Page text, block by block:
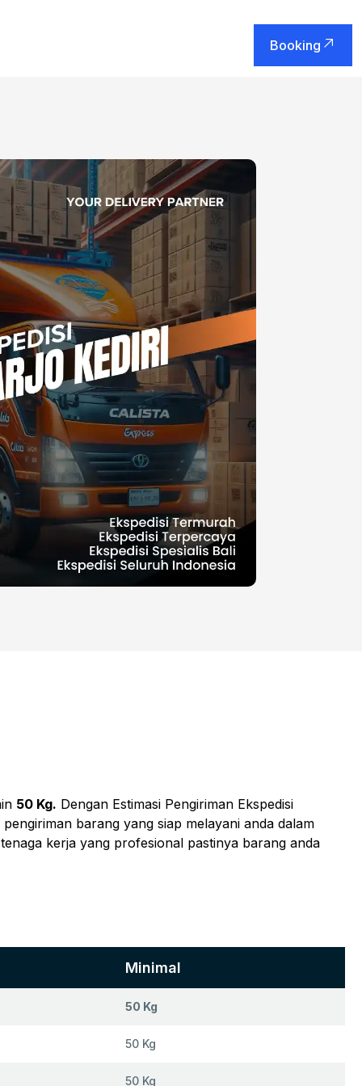
Booking
50 Kg. Dengan Estimasi Pengiriman Ekspedisi
barang yang siap melayani anda dalam
kerja yang profesional pastinya barang anda
Minimal
50 Kg
50 Kg
50 Kg